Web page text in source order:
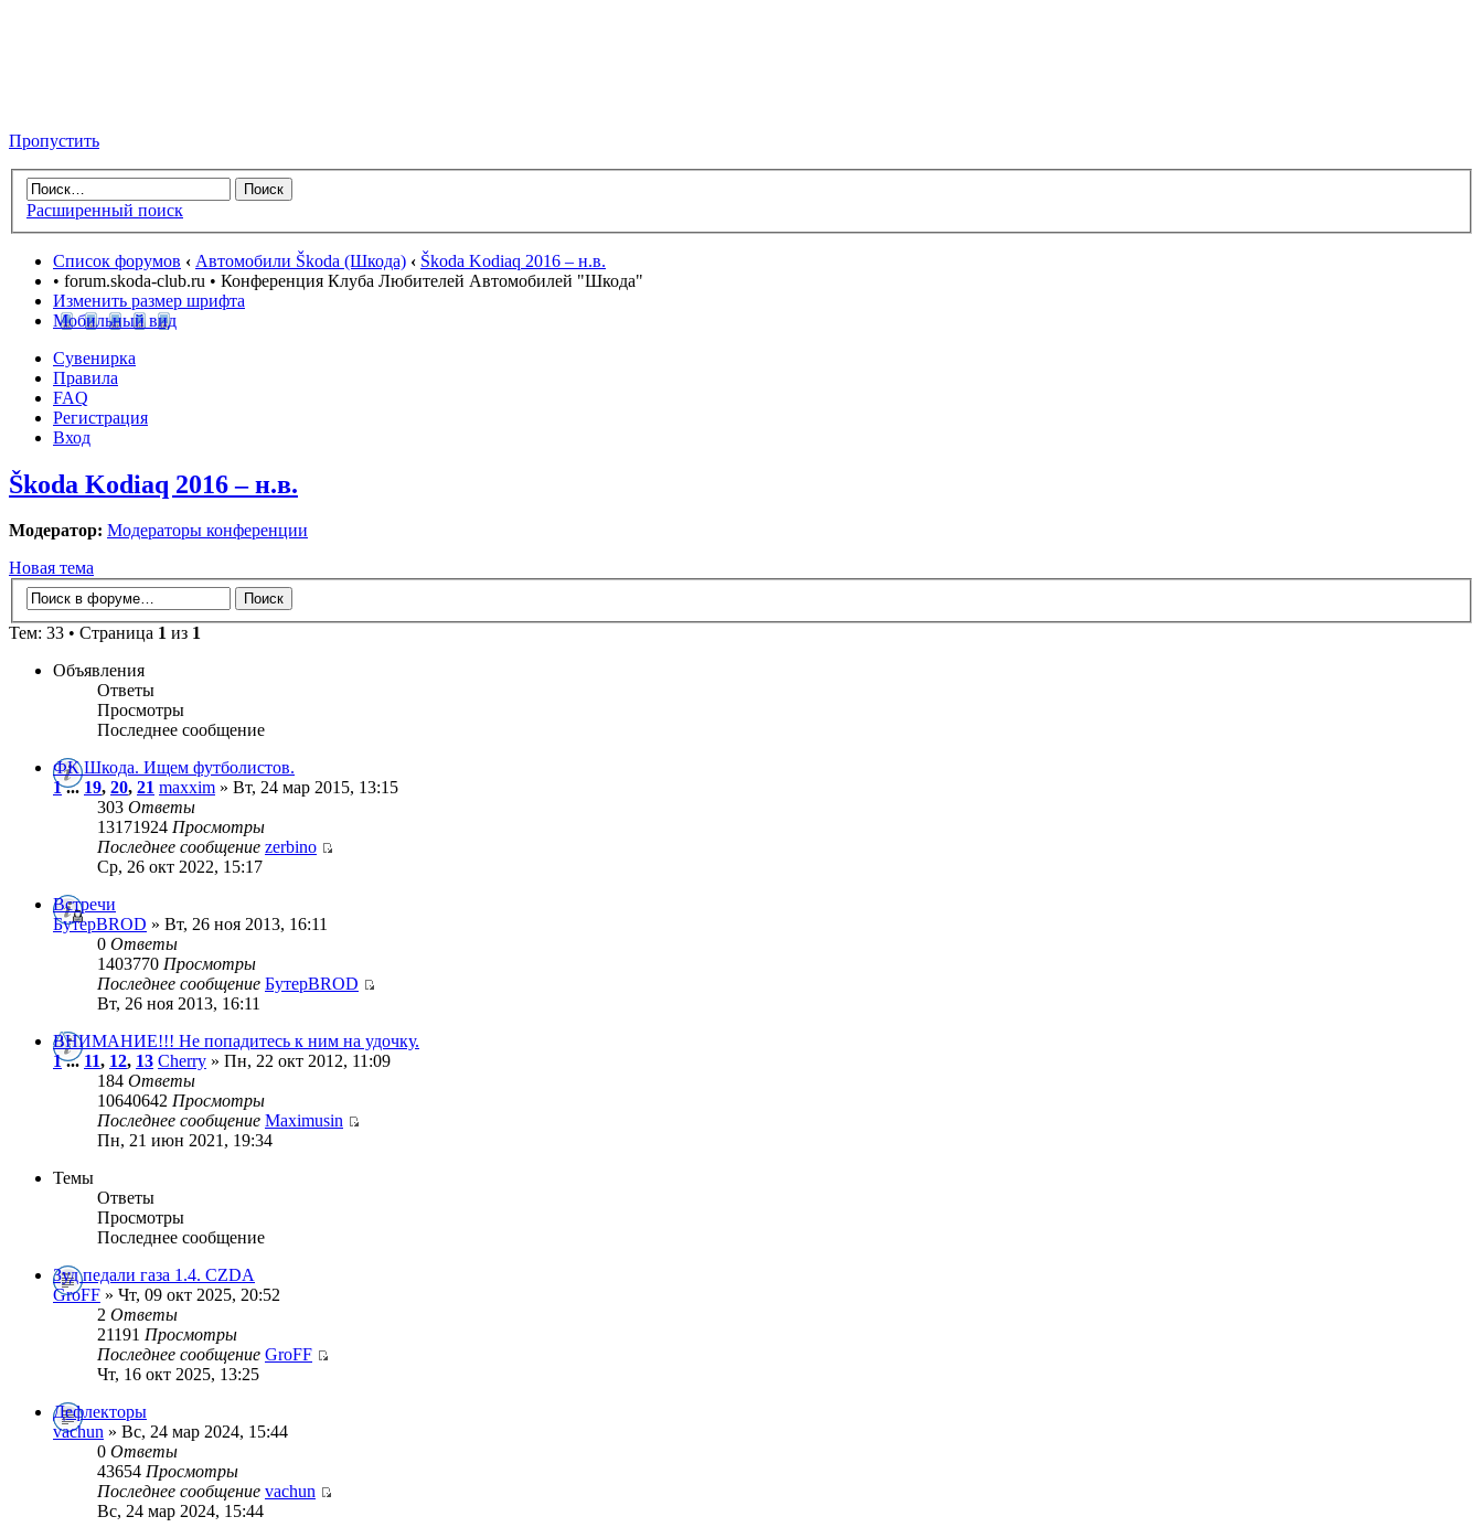
Пропустить
Расширенный поиск
Список форумов ‹ Автомобили Škoda (Шкода) ‹ Škoda Kodiaq 2016 – н.в.
• forum.skoda-club.ru • Конференция Клуба Любителей Автомобилей "Шкода"
Изменить размер шрифта
Мобильный вид
Сувенирка
Правила
FAQ
Регистрация
Вход
Škoda Kodiaq 2016 – н.в.
Модератор: Модераторы конференции
Новая тема
Тем: 33 • Страница 1 из 1
Объявления
Ответы
Просмотры
Последнее сообщение
ФК Шкода. Ищем футболистов.
1... 19, 20, 21 maxxim » Вт, 24 мар 2015, 13:15
303 Ответы
13171924 Просмотры
Последнее сообщение zerbino
Ср, 26 окт 2022, 15:17
Встречи
БутерBROD » Вт, 26 ноя 2013, 16:11
0 Ответы
1403770 Просмотры
Последнее сообщение БутерBROD
Вт, 26 ноя 2013, 16:11
ВНИМАНИЕ!!! Не попадитесь к ним на удочку.
1... 11, 12, 13 Cherry » Пн, 22 окт 2012, 11:09
184 Ответы
10640642 Просмотры
Последнее сообщение Maximusin
Пн, 21 июн 2021, 19:34
Темы
Ответы
Просмотры
Последнее сообщение
Зуд педали газа 1.4. CZDA
GroFF » Чт, 09 окт 2025, 20:52
2 Ответы
21191 Просмотры
Последнее сообщение GroFF
Чт, 16 окт 2025, 13:25
Дефлекторы
vachun » Вс, 24 мар 2024, 15:44
0 Ответы
43654 Просмотры
Последнее сообщение vachun
Вс, 24 мар 2024, 15:44